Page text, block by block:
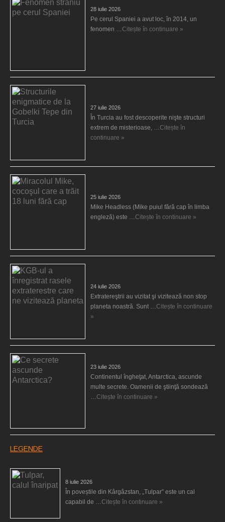
28 iulie 2026
Pe cerul Spaniei a avut loc, în 2014, un
fenomen …Citește în continuare »
27 iulie 2026
În Turcia au fost descoperite nişte structuri
extrem de misterioase, …Citește în
continuare »
25 iulie 2026
Mike Headless (Mike puiul fără cap în limba
engleză) este …Citește în continuare »
24 iulie 2026
Extratereştrii au vizitat şi vizitează non stop
planeta noastră. Sunt …Citește în continuare
»
23 iulie 2026
Continentul îngheţat, Antarctica, ascunde
multe secrete. Oamenii de ştiinţă sondează
…Citește în continuare »
LEGENDE
8 iulie 2026
În poveștile din Kârgâzstan, „Tulpar” este un cal
capabil de …Citește în continuare »